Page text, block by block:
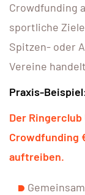
Crowdfunding
sportliche
Spitzen- oder
Vereine
Praxis-
Der
Crowdfunding
auftreiben.